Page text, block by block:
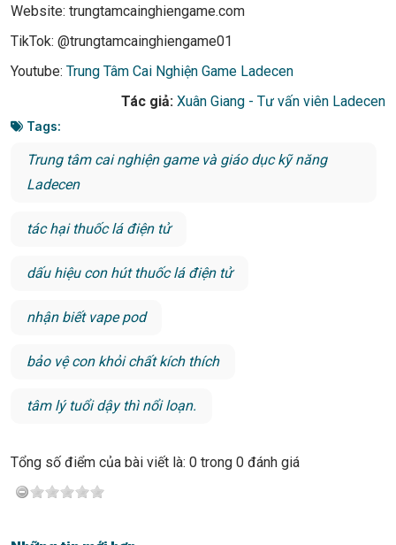
Website: trungtamcainghiengame.com
TikTok: @trungtamcainghiengame01
Youtube: Trung Tâm Cai Nghiện Game Ladecen
Tác giả: Xuân Giang - Tư vấn viên Ladecen
Tags:
Trung tâm cai nghiện game và giáo dục kỹ năng
Ladecen
tác hại thuốc lá điện tử
dấu hiệu con hút thuốc lá điện tử
nhận biết vape pod
bảo vệ con khỏi chất kích thích
tâm lý tuổi dậy thì nổi loạn.
Tổng số điểm của bài viết là: 0 trong 0 đánh giá